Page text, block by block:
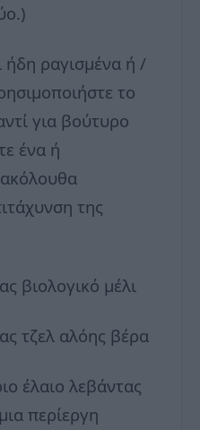
ήδη ραγισμένα ή /
το
για βούτυρο
ένα ή
της
βιολογικό μέλι
τζελ αλόης βέρα
έλαιο λεβάντας
περίεργη